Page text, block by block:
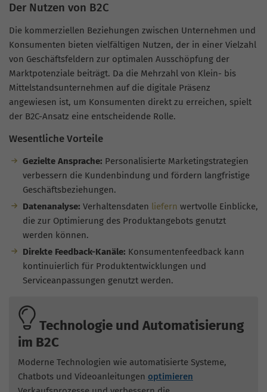
Der Nutzen von B2C
Die kommerziellen Beziehungen zwischen Unternehmen und
Konsumenten bieten vielfältigen Nutzen, der in einer Vielzahl
von Geschäftsfeldern zur optimalen Ausschöpfung der
Marktpotenziale beiträgt. Da die Mehrzahl von Klein- bis
Mittelstandsunternehmen auf die digitale Präsenz
angewiesen ist, um Konsumenten direkt zu erreichen, spielt
der B2C-Ansatz eine entscheidende Rolle.
Wesentliche Vorteile
Gezielte Ansprache: Personalisierte Marketingstrategien
verbessern die Kundenbindung und fördern langfristige
Geschäftsbeziehungen.
Datenanalyse: Verhaltensdaten liefern wertvolle Einblicke,
die zur Optimierung des Produktangebots genutzt
werden können.
Direkte Feedback-Kanäle: Konsumentenfeedback kann
kontinuierlich für Produktentwicklungen und
Serviceanpassungen genutzt werden.
Technologie und Automatisierung
im B2C
Moderne Technologien wie automatisierte Systeme,
Chatbots und Videoanleitungen optimieren